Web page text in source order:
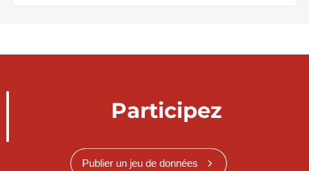
Participez
Publier un jeu de données